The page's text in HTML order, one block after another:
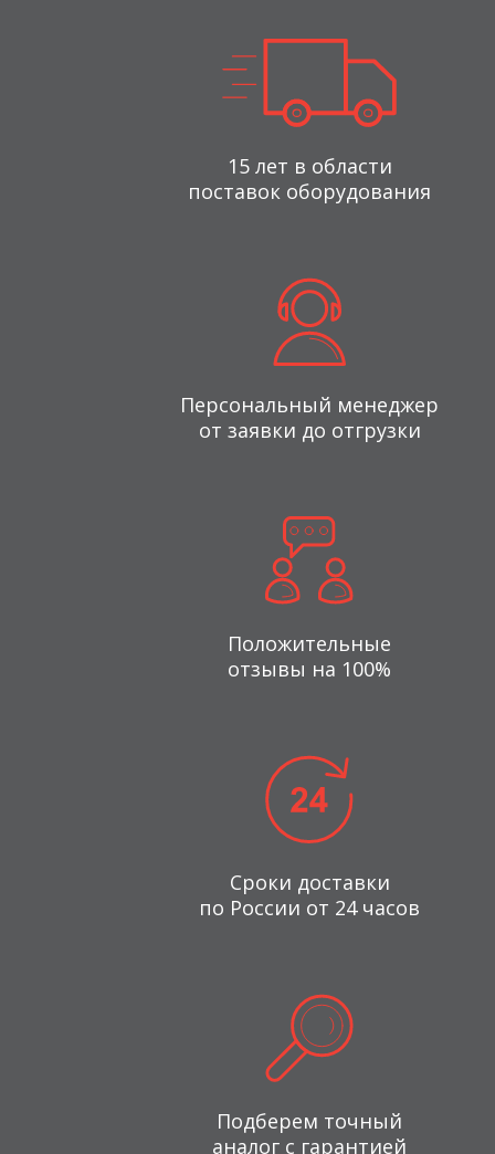
15 лет в области
поставок оборудования
Персональный менеджер
от заявки до отгрузки
Положительные
отзывы на 100%
Сроки доставки
по России от 24 часов
Подберем точный
аналог с гарантией